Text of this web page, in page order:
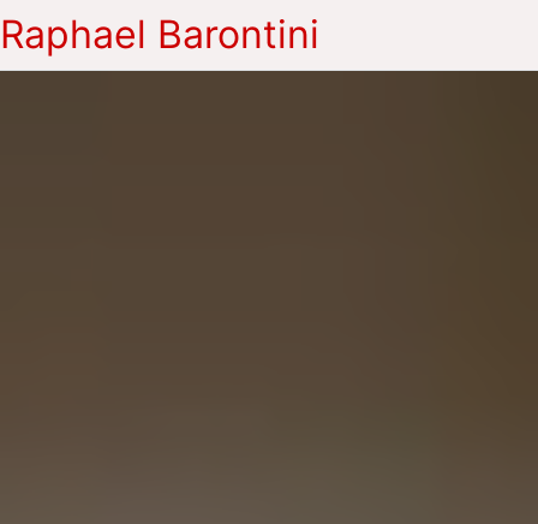
Raphael Barontini